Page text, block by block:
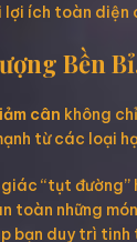
ích toàn diện
Bền
cân không
từ các loại
“tụt
toàn những
bạn duy trì tinh